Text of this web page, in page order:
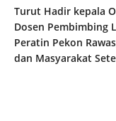
Turut Hadir kepala
Dosen Pembimbing
Peratin Pekon
dan Masyarakat